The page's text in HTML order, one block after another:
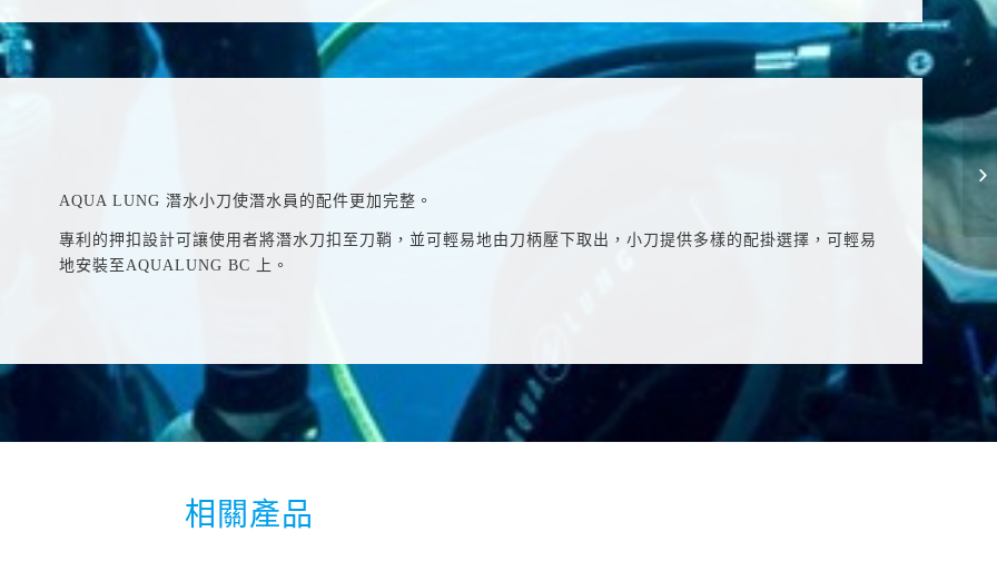
AQUA LUNG 潛水小刀使潛水員的配件更加完整。
專利的押扣設計可讓使用者將潛水刀扣至刀鞘，並可輕易地由刀柄壓下取出，小刀提供多樣的配掛選擇，可輕易
地安裝至AQUALUNG BC 上。
相關產品